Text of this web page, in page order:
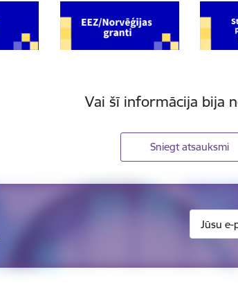
Vai šī informācija bija
Sniegt atsauksmi